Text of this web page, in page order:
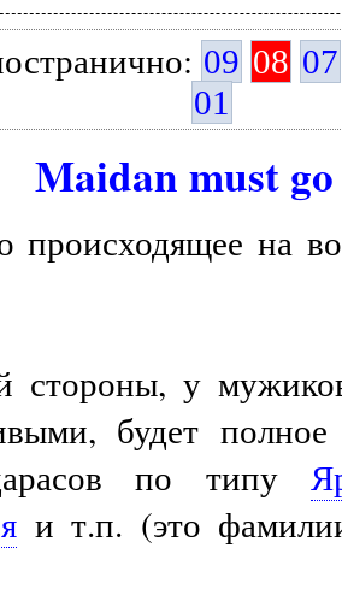
09 08 07
01
Maidan must
происходящее на
стороны, у
будет
по типу
и т.п. (это